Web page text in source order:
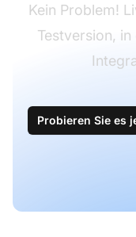
Kein Problem!
Testversion,
Probieren Sie es